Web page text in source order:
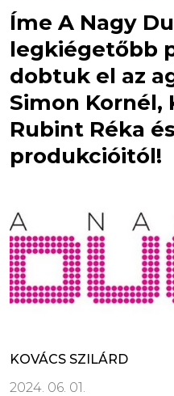
Íme A Nagy
legkiégetőbb
dobtuk el az
Simon Kornél,
Rubint Réka
produkcióitól!
KOVÁCS SZILÁRD
2024. 06. 01.